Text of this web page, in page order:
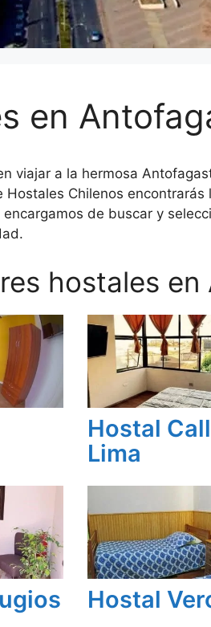
en
viajar a la hermosa
Hostales Chilenos encontrarás
encargamos de buscar y
hostales
Hostal
Lima
Hostal